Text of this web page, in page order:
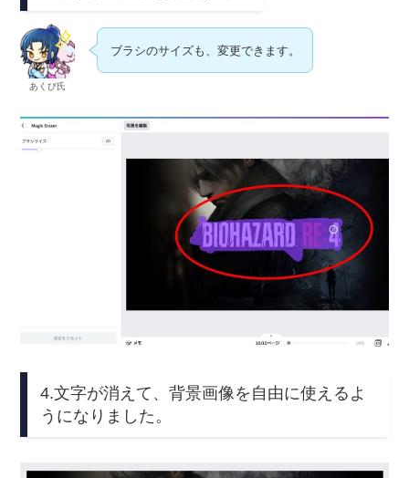
あくび氏
ブラシのサイズも、変更できます。
4.文字が消えて、背景画像を自由に使えるよ
うになりました。